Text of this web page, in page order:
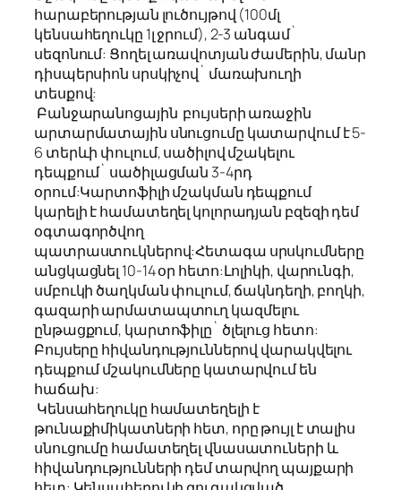
հարաբերության լուծույթով (100մլ
կենսահեղուկը 1լ ջրում), 2-3 անգամ`
սեզոնում: Ցողել առավոտյան ժամերին, մանր
դիսպերսիոն սրսկիչով` մառախուղի
տեսքով:
Բանջարանոցային բույսերի առաջին
արտարմատային սնուցումը կատարվում է 5-
6 տերևի փուլում, սածիլով մշակելու
դեպքում` սածիլացման 3-4րդ
օրում:Կարտոֆիլի մշակման դեպքում
կարելի է համատեղել կոլորադյան բզեզի դեմ
օգտագործվող
պատրաստուկներով:Հետագա սրսկումները
անցկացնել 10-14 օր հետո:Լոլիկի, վարունգի,
սմբուկի ծաղկման փուլում, ճակնդեղի, բողկի,
գազարի արմատապտուղ կազմելու
ընթացքում, կարտոֆիլը` ծլելուց հետո:
Բույսերը հիվանդություններով վարակվելու
դեպքում մշակումները կատարվում են
հաճախ:
Կենսահեղուկը համատեղելի է
թունաքիմիկատների հետ, որը թույլ է տալիս
սնուցումը համատեղել վնասատուների և
հիվանդությունների դեմ տարվող պայքարի